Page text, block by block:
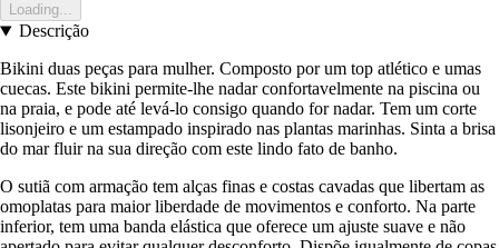
Loading...
Descrição
Bikini duas peças para mulher. Composto por um top atlético e umas
cuecas. Este bikini permite-lhe nadar confortavelmente na piscina ou
na praia, e pode até levá-lo consigo quando for nadar. Tem um corte
lisonjeiro e um estampado inspirado nas plantas marinhas. Sinta a brisa
do mar fluir na sua direção com este lindo fato de banho.
O sutiã com armação tem alças finas e costas cavadas que libertam as
omoplatas para maior liberdade de movimentos e conforto. Na parte
inferior, tem uma banda elástica que oferece um ajuste suave e não